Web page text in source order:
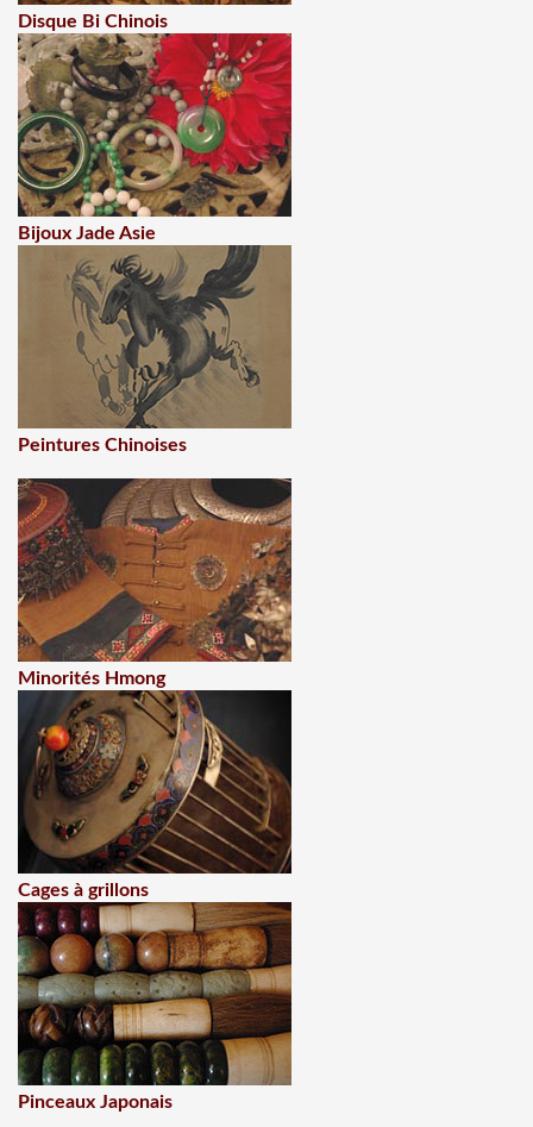
Disque Bi Chinois
Bijoux Jade Asie
Peintures Chinoises
Minorités Hmong
Cages à grillons
Pinceaux Japonais